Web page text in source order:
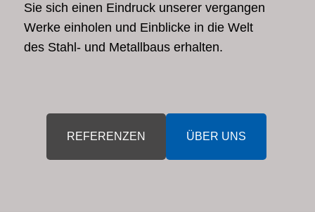
Sie sich einen Eindruck unserer vergangen
Werke einholen und Einblicke in die Welt
des Stahl- und Metallbaus erhalten.
REFERENZEN ÜBER UNS